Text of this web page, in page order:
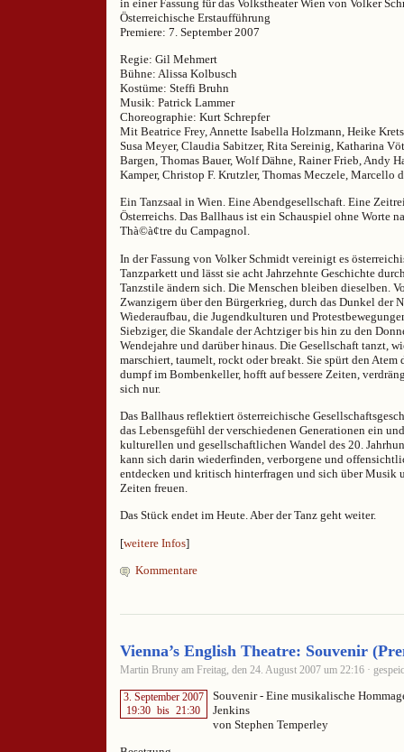
in einer Fassung für das Volkstheater Wien von Volker
Österreichische Erstaufführung
Premiere: 7. September 2007
Regie: Gil Mehmert
Bühne: Alissa Kolbusch
Kostüme: Steffi Bruhn
Musik: Patrick Lammer
Choreographie: Kurt Schrepfer
Mit Beatrice Frey, Annette Isabella Holzmann, Heike
Susa Meyer, Claudia Sabitzer, Rita Sereinig, Katharina
Bargen, Thomas Bauer, Wolf Dähne, Rainer Frieb, Andy
Kamper, Christop F. Krutzler, Thomas Meczele, Marcello
Ein Tanzsaal in Wien. Eine Abendgesellschaft. Eine
Österreichs. Das Ballhaus ist ein Schauspiel ohne Worte
Thà©à¢tre du Campagnol.
In der Fassung von Volker Schmidt vereinigt es
Tanzparkett und lässt sie acht Jahrzehnte Geschichte
Tanzstile ändern sich. Die Menschen bleiben dieselben.
Zwanzigern über den Bürgerkrieg, durch das Dunkel der
Wiederaufbau, die Jugendkulturen und
Siebziger, die Skandale der Achtziger bis hin zu den
Wendejahre und darüber hinaus. Die Gesellschaft tanzt,
marschiert, taumelt, rockt oder breakt. Sie spürt den Atem
dumpf im Bombenkeller, hofft auf bessere Zeiten,
sich nur.
Das Ballhaus reflektiert österreichische
das Lebensgefühl der verschiedenen Generationen ein
kulturellen und gesellschaftlichen Wandel des 20.
kann sich darin wiederfinden, verborgene und
entdecken und kritisch hinterfragen und sich über Musik
Zeiten freuen.
Das Stück endet im Heute. Aber der Tanz geht weiter.
[weitere Infos]
Kommentare
Vienna’s English Theatre: Souvenir
Martin Bruny am Freitag, den 24. August 2007 um 22:16 ·
3. September 2007
19:30 bis 21:30
Souvenir - Eine musikalische
Jenkins
von Stephen Temperley